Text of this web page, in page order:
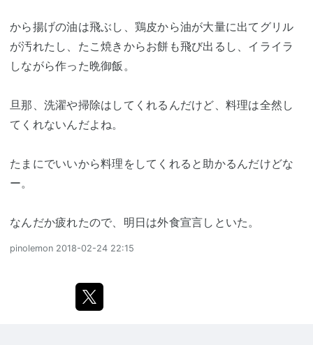
から揚げの油は飛ぶし、鶏皮から油が大量に出てグリル
が汚れたし、たこ焼きからお餅も飛び出るし、イライラ
しながら作った晩御飯。
旦那、洗濯や掃除はしてくれるんだけど、料理は全然し
てくれないんだよね。
たまにでいいから料理をしてくれると助かるんだけどな
ー。
なんだか疲れたので、明日は外食宣言しといた。
pinolemon 2018-02-24 22:15